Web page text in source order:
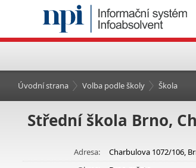
Úvodní strana Volba podle školy Škola
Střední škola Brno,
Adresa:
Charbulova 1072/106,